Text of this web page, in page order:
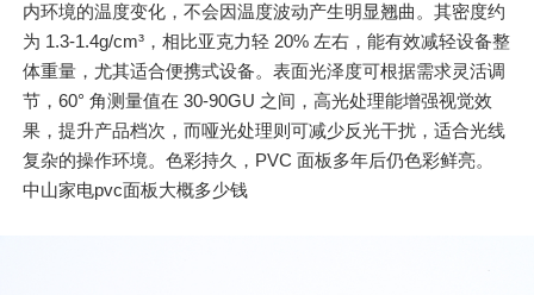
内环境的温度变化，不会因温度波动产生明显翘曲。其密度约
为 1.3-1.4g/cm³，相比亚克力轻 20% 左右，能有效减轻设备整
体重量，尤其适合便携式设备。表面光泽度可根据需求灵活调
节，60° 角测量值在 30-90GU 之间，高光处理能增强视觉效
果，提升产品档次，而哑光处理则可减少反光干扰，适合光线
复杂的操作环境。色彩持久，PVC 面板多年后仍色彩鲜亮。
中山家电pvc面板大概多少钱